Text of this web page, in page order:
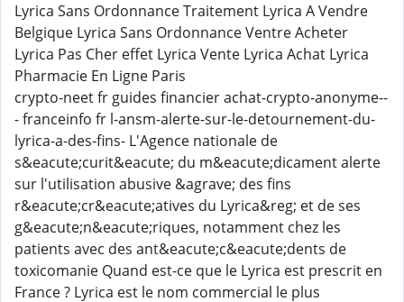
Lyrica Sans Ordonnance Traitement Lyrica A Vendre
Belgique Lyrica Sans Ordonnance Ventre Acheter
Lyrica Pas Cher effet Lyrica Vente Lyrica Achat Lyrica
Pharmacie En Ligne Paris
crypto-neet fr guides financier achat-crypto-anonyme--
- franceinfo fr l-ansm-alerte-sur-le-detournement-du-
lyrica-a-des-fins- L'Agence nationale de
s&eacute;curit&eacute; du m&eacute;dicament alerte
sur l'utilisation abusive &agrave; des fins
r&eacute;cr&eacute;atives du Lyrica&reg; et de ses
g&eacute;n&eacute;riques, notamment chez les
patients avec des ant&eacute;c&eacute;dents de
toxicomanie Quand est-ce que le Lyrica est prescrit en
France ? Lyrica est le nom commercial le plus